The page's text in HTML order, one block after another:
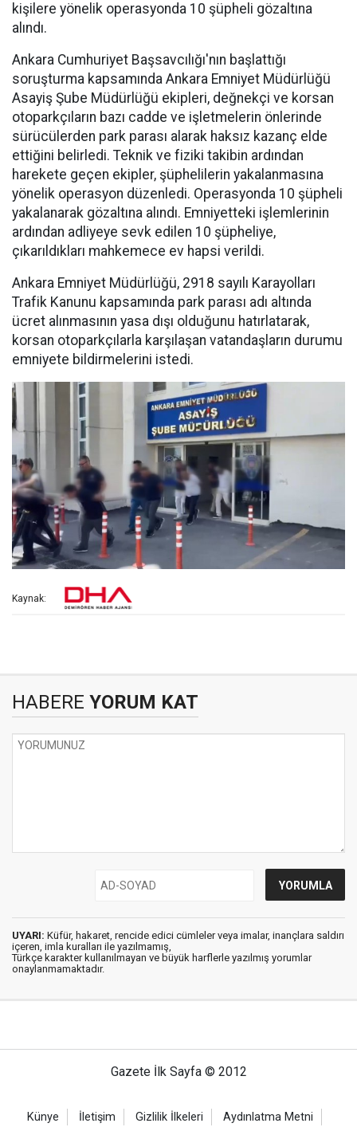
kişilere yönelik operasyonda 10 şüpheli gözaltına
alındı.
Ankara Cumhuriyet Başsavcılığı'nın başlattığı
soruşturma kapsamında Ankara Emniyet Müdürlüğü
Asayiş Şube Müdürlüğü ekipleri, değnekçi ve korsan
otoparkçıların bazı cadde ve işletmelerin önlerinde
sürücülerden park parası alarak haksız kazanç elde
ettiğini belirledi. Teknik ve fiziki takibin ardından
harekete geçen ekipler, şüphelilerin yakalanmasına
yönelik operasyon düzenledi. Operasyonda 10 şüpheli
yakalanarak gözaltına alındı. Emniyetteki işlemlerinin
ardından adliyeye sevk edilen 10 şüpheliye,
çıkarıldıkları mahkemece ev hapsi verildi.
Ankara Emniyet Müdürlüğü, 2918 sayılı Karayolları
Trafik Kanunu kapsamında park parası adı altında
ücret alınmasının yasa dışı olduğunu hatırlatarak,
korsan otoparkçılarla karşılaşan vatandaşların durumu
emniyete bildirmelerini istedi.
Kaynak:
HABERE YORUM KAT
UYARI: Küfür, hakaret, rencide edici cümleler veya imalar, inançlara saldırı
içeren, imla kuralları ile yazılmamış,
Türkçe karakter kullanılmayan ve büyük harflerle yazılmış yorumlar
onaylanmamaktadır.
Gazete İlk Sayfa © 2012
Künye İletişim Gizlilik İlkeleri
Aydınlatma Metni